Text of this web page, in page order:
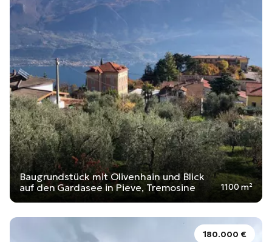
Baugrundstück mit Olivenhain und Blick
auf den Gardasee in Pieve, Tremosine
1100 m²
180.000 €